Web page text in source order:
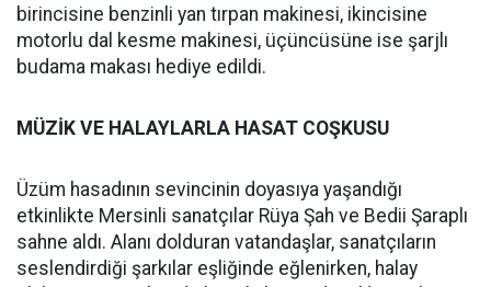
birincisine benzinli yan tırpan makinesi, ikincisine
motorlu dal kesme makinesi, üçüncüsüne ise şarjlı
budama makası hediye edildi.
MÜZİK VE HALAYLARLA HASAT COŞKUSU
Üzüm hasadının sevincinin doyasıya yaşandığı
etkinlikte Mersinli sanatçılar Rüya Şah ve Bedii Şaraplı
sahne aldı. Alanı dolduran vatandaşlar, sanatçıların
seslendirdiği şarkılar eşliğinde eğlenirken, halay